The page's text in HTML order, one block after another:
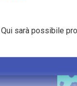
sarà possibile